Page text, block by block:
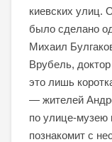
киевских улиц.
было сделано
Михаил
Врубель,
это лишь
— жителей
по улице-музею
познакомит с